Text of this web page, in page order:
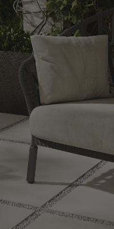
PARQUET